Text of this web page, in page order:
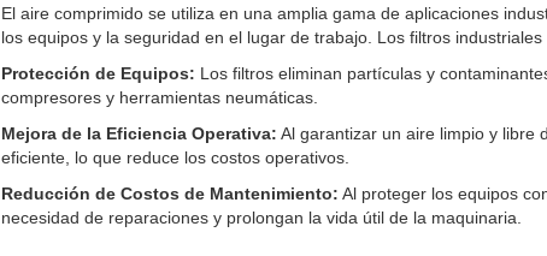
El aire comprimido se utiliza en una amplia gama de aplicaciones
los equipos y la seguridad en el lugar de trabajo. Los filtros
Protección de Equipos: Los filtros eliminan partículas y
compresores y herramientas neumáticas.
Mejora de la Eficiencia Operativa: Al garantizar un aire limpio y libre
eficiente, lo que reduce los costos operativos.
Reducción de Costos de Mantenimiento: Al proteger los equipos
necesidad de reparaciones y prolongan la vida útil de la maquinaria.